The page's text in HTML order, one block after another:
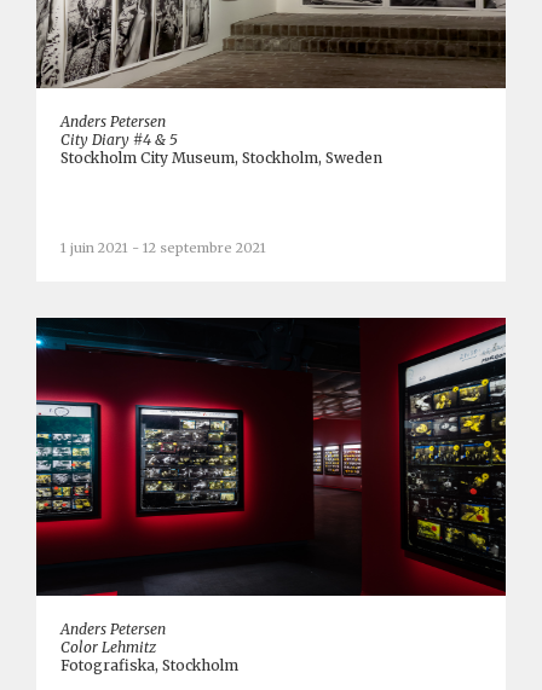
Anders Petersen
City Diary #4 & 5
Stockholm City Museum, Stockholm, Sweden
1 juin 2021 - 12 septembre 2021
Anders Petersen
Color Lehmitz
Fotografiska, Stockholm